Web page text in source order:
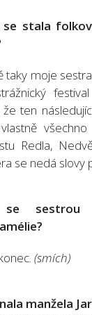
se stala
moje
ten
Redla,
se nedá slovy
sestrou
(smích)
manžela